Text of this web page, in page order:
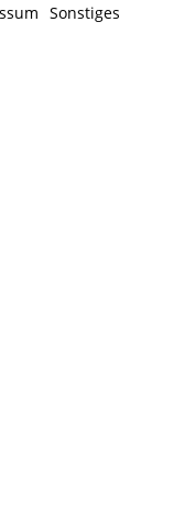
Sonstiges